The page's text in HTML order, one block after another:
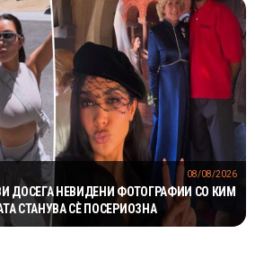
ДОСЕГА НЕВИДЕНИ ФОТОГРАФИИ СО КИМ
СТАНУВА СÈ ПОСЕРИОЗНА
08/08/2026